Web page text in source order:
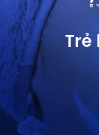
Trẻ